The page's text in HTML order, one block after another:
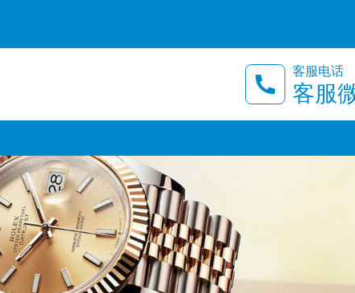
客服电话
客服